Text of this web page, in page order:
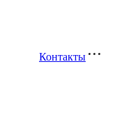
Контакты